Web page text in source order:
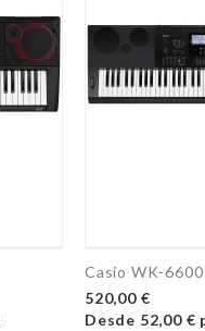
Casio WK-6600
520,00 €
Desde 52,00 €